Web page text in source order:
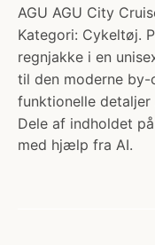
AGU AGU City
Kategori: Cykeltøj.
regnjakke i en
til den moderne
funktionelle detaljer
Dele af indholdet
med hjælp fra AI.